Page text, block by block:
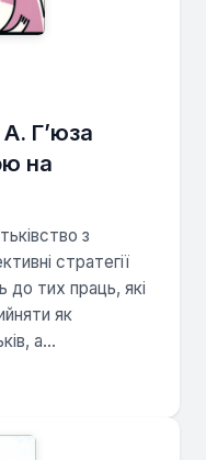
Г’юза
на
з
стратегії
до тих праць, які
як
а...